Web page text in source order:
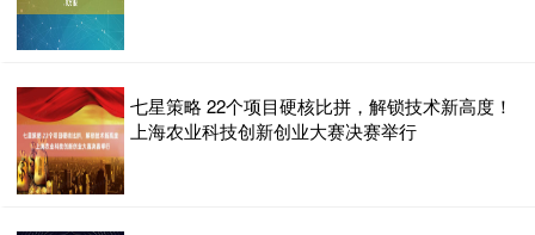
七星策略 22个项目硬核比拼，解锁技术新高度！
上海农业科技创新创业大赛决赛举行